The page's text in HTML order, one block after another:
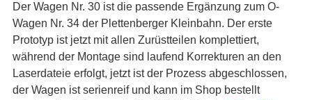
Der Wagen Nr. 30 ist die passende Ergänzung zum O-
Wagen Nr. 34 der Plettenberger Kleinbahn. Der erste
Prototyp ist jetzt mit allen Zurüstteilen komplettiert,
während der Montage sind laufend Korrekturen an den
Laserdateie erfolgt, jetzt ist der Prozess abgeschlossen,
der Wagen ist serienreif und kann im Shop bestellt